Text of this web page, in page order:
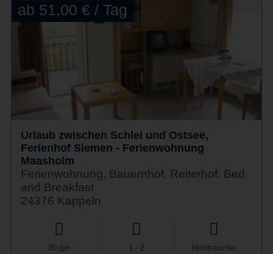
ab 51,00 € / Tag
Urlaub zwischen Schlei und Ostsee,
Ferienhof Siemen - Ferienwohnung
Maasholm
Ferienwohnung, Bauernhof, Reiterhof, Bed
and Breakfast
24376 Kappeln
30 qm 1 - 2 Nichtraucher